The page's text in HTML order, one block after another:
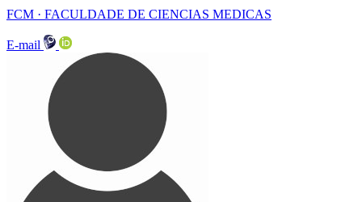
FCM · FACULDADE DE CIENCIAS MEDICAS
E-mail